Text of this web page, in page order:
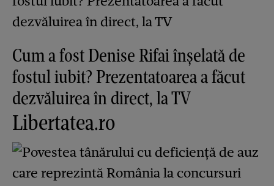
Cum a fost Denise Rifai înșelată de
fostul iubit? Prezentatoarea a făcut
dezvăluirea în direct, la TV
Libertatea.ro